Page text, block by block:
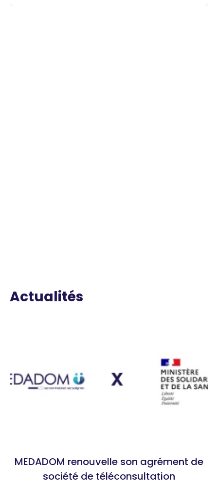
Actualités
MEDADOM renouvelle son agrément de
société de téléconsultation